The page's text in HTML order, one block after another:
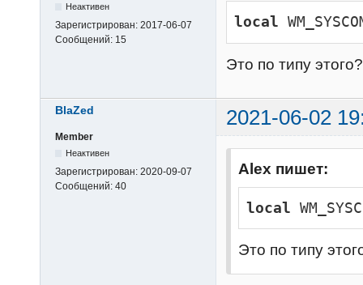
Неактивен
Зарегистрирован: 2017-06-07
Сообщений: 15
local
Это по типу
BlaZed 2021-06-02
Member
Неактивен
Зарегистрирован: 2020-09-07
Сообщений: 40
Alex пишет:
local
Это по типу